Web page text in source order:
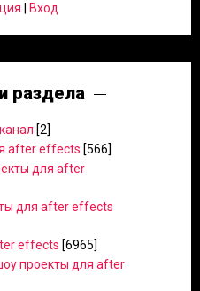
Вход
раздела
[2]
after effects [566]
для after
для after effects
effects [6965]
проекты для after